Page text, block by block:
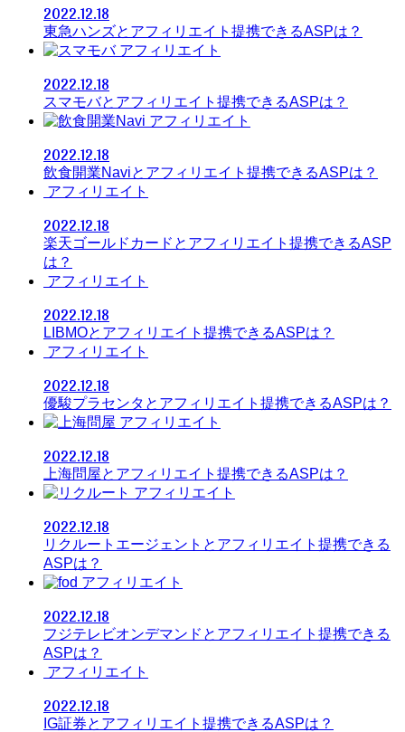
2022.12.18
東急ハンズとアフィリエイト提携できるASPは？
アフィリエイト
2022.12.18
スマモバとアフィリエイト提携できるASPは？
アフィリエイト
2022.12.18
飲食開業Naviとアフィリエイト提携できるASPは？
アフィリエイト
2022.12.18
楽天ゴールドカードとアフィリエイト提携できるASP
は？
アフィリエイト
2022.12.18
LIBMOとアフィリエイト提携できるASPは？
アフィリエイト
2022.12.18
優駿プラセンタとアフィリエイト提携できるASPは？
アフィリエイト
2022.12.18
上海問屋とアフィリエイト提携できるASPは？
アフィリエイト
2022.12.18
リクルートエージェントとアフィリエイト提携できる
ASPは？
アフィリエイト
2022.12.18
フジテレビオンデマンドとアフィリエイト提携できる
ASPは？
アフィリエイト
2022.12.18
IG証券とアフィリエイト提携できるASPは？